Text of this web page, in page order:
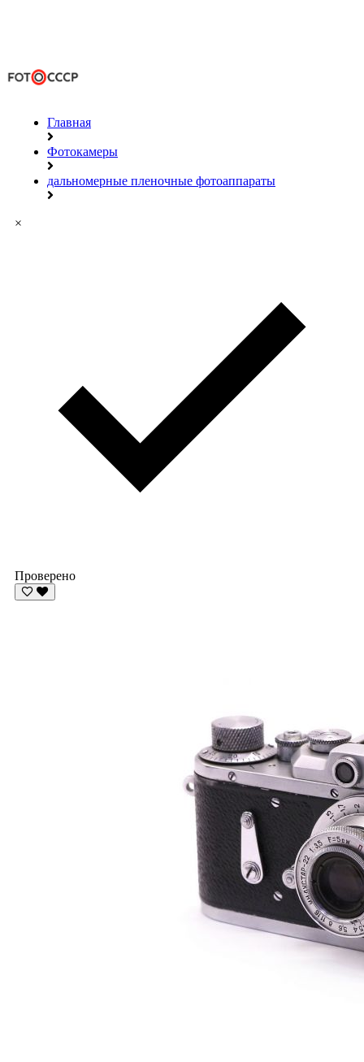
Главная
Фотокамеры
дальномерные пленочные фотоаппараты
×
Проверено